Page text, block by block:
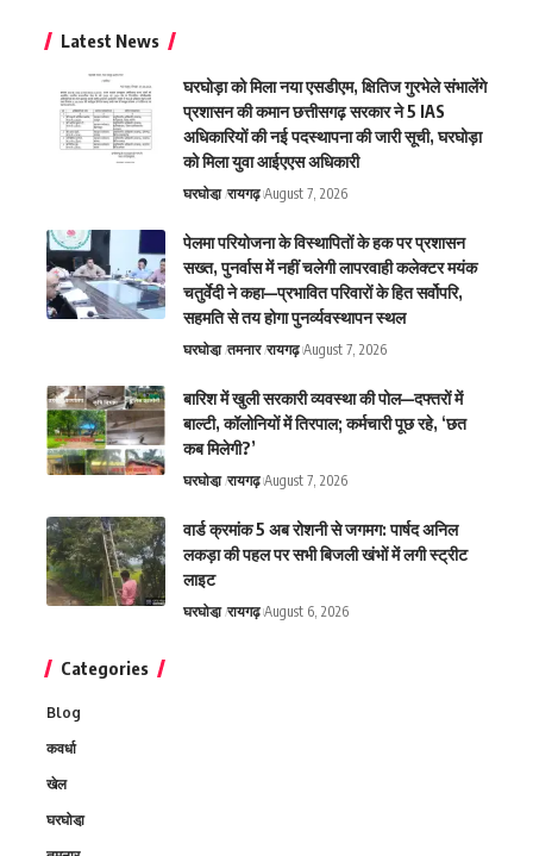
Latest News
घरघोड़ा को मिला नया एसडीएम, क्षितिज गुरभेले संभालेंगे
प्रशासन की कमान छत्तीसगढ़ सरकार ने 5 IAS
अधिकारियों की नई पदस्थापना की जारी सूची, घरघोड़ा
को मिला युवा आईएएस अधिकारी
घरघोडा़ रायगढ़ August 7, 2026
पेलमा परियोजना के विस्थापितों के हक पर प्रशासन
सख्त, पुनर्वास में नहीं चलेगी लापरवाही कलेक्टर मयंक
चतुर्वेदी ने कहा—प्रभावित परिवारों के हित सर्वोपरि,
सहमति से तय होगा पुनर्व्यवस्थापन स्थल
घरघोडा़ तमनार रायगढ़ August 7, 2026
बारिश में खुली सरकारी व्यवस्था की पोल—दफ्तरों में
बाल्टी, कॉलोनियों में तिरपाल; कर्मचारी पूछ रहे, ‘छत
कब मिलेगी?’
घरघोडा़ रायगढ़ August 7, 2026
वार्ड क्रमांक 5 अब रोशनी से जगमग: पार्षद अनिल
लकड़ा की पहल पर सभी बिजली खंभों में लगी स्ट्रीट
लाइट
घरघोडा़ रायगढ़ August 6, 2026
Categories
Blog
कवर्धा
खेल
घरघोडा़